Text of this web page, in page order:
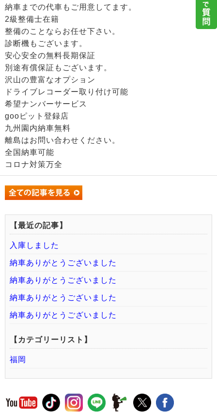
納車までの代車もご用意してます。
2級整備士在籍
整備のことならお任せ下さい。
診断機もございます。
安心安全の無料長期保証
別途有償保証もございます。
沢山の豊富なオプション
ドライブレコーダー取り付け可能
希望ナンバーサービス
gooピット登録店
九州園内納車無料
離島はお問い合わせください。
全国納車可能
コロナ対策万全
【最近の記事】
入庫しました
納車ありがとうございました
納車ありがとうございました
納車ありがとうございました
納車ありがとうございました
【カテゴリーリスト】
福岡